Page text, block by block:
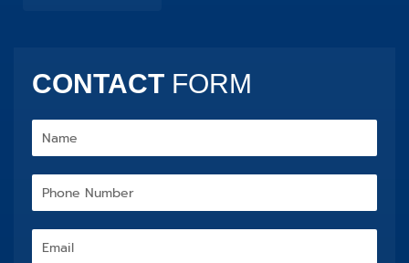
CONTACT FORM